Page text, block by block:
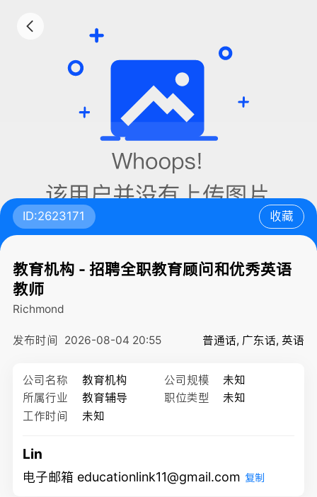
ID:2623171 收藏
教育机构 - 招聘全职教育顾问和优秀英语
教师
Richmond
发布时间 2026-08-04 20:55 普通话, 广东话, 英语
公司名称 教育机构 公司规模
未知
所属行业
教育辅导 职位类型
未知
工作时间
未知
Lin
电子邮箱 educationlink11@gmail.com 复制